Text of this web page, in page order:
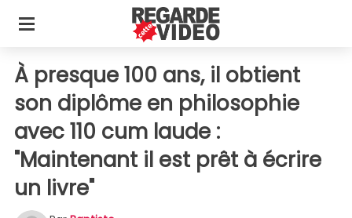
À presque 100 ans, il obtient
son diplôme en philosophie
avec 110 cum laude :
"Maintenant il est prêt à écrire
un livre"